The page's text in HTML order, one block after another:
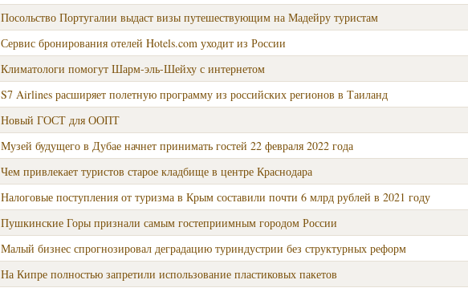
Посольство Португалии выдаст визы путешествующим на Мадейру туристам
Сервис бронирования отелей Hotels.com уходит из России
Климатологи помогут Шарм-эль-Шейху с интернетом
S7 Airlines расширяет полетную программу из российских регионов в Таиланд
Новый ГОСТ для ООПТ
Музей будущего в Дубае начнет принимать гостей 22 февраля 2022 года
Чем привлекает туристов старое кладбище в центре Краснодара
Налоговые поступления от туризма в Крым составили почти 6 млрд рублей в 2021 году
Пушкинские Горы признали самым гостеприимным городом России
Малый бизнес спрогнозировал деградацию туриндустрии без структурных реформ
На Кипре полностью запретили использование пластиковых пакетов